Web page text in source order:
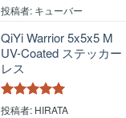
5段階中 4
投稿者: キューバー
QiYi Warrior 5x5x5 M
UV-Coated ステッカー
レス
5段階中5の
投稿者: HIRATA